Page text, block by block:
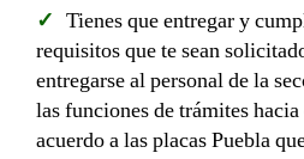
Tienes que entregar y
requisitos que te sean
entregarse al personal de la
las funciones de trámites
acuerdo a las placas Puebla